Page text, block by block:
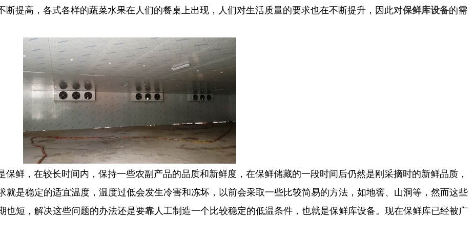
提高，各式各样的蔬菜水果在人们的餐桌上出现，人们对生活质量的要求也在不断提升，因此对保鲜库设备的需
，在较长时间内，保持一些农副产品的品质和新鲜度，在保鲜储藏的一段时间后仍然是刚采摘时的新鲜品质，
是稳定的适宜温度，温度过低会发生冷害和冻坏，以前会采取一些比较简易的方法，如地窖、山洞等，然而这些
短，解决这些问题的办法还是要靠人工制造一个比较稳定的低温条件，也就是保鲜库设备。现在保鲜库已经被广